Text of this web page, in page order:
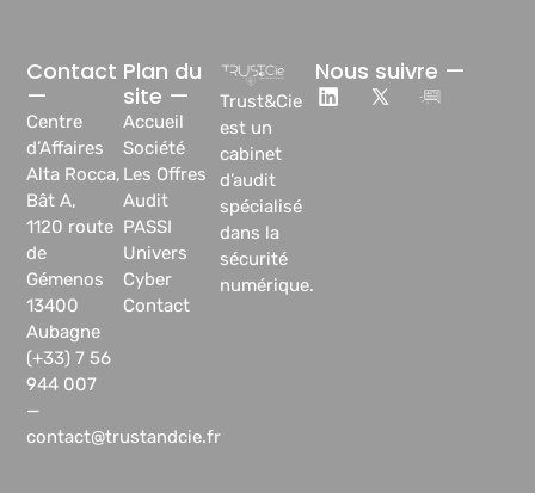
Trust&Cie
est un
cabinet
d’audit
spécialisé
dans la
sécurité
numérique.
Plan du
site —
Accueil
Société
Les Offres
Audit
PASSI
Univers
Cyber
Contact
Contact
—
Centre
d’Affaires
Alta Rocca,
Bât A,
1120 route
de
Gémenos
13400
Aubagne
(+33) 7 56
944 007
—
contact@trustandcie.fr
Nous suivre —